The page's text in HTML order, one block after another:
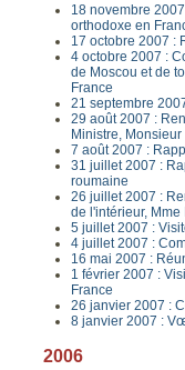
18 novembre
orthodoxe en
17 octobre 2007 :
4 octobre 2007 :
de Moscou et de
France
21 septembre
29 août 2007 :
Ministre,
7 août 2007 :
31 juillet 2007 :
roumaine
26 juillet 2007 :
de l'intérieur,
5 juillet 2007 :
4 juillet 2007 :
16 mai 2007 :
1 février 2007 :
France
26 janvier 2007 :
8 janvier 2007 :
2006